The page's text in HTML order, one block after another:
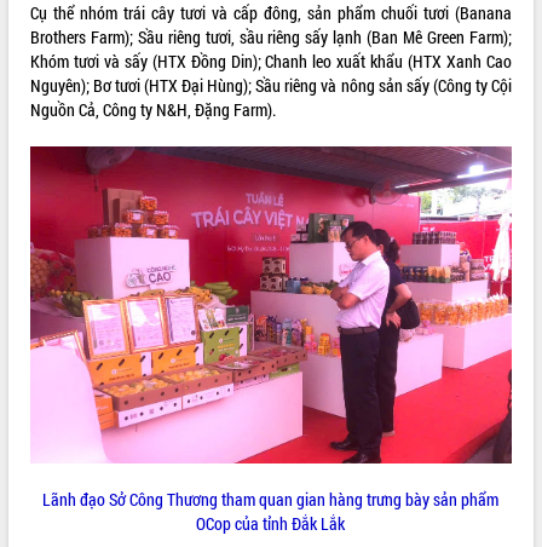
VIDEO
Hội nghị UBND tỉnh Đắk Lắk thường kỳ
tháng 7/2026
Lễ truy tặng danh hiệu “Bà Mẹ Việt
Nam Anh hùng” và trao Huân chương
UBND tỉnh Đắk Lắk triển khai nhiệm
vụ 6 tháng cuối năm 2026
Kỳ họp thứ Hai, Hội đồng nhân dân
tỉnh khóa XI quyết nghị nhiều nội dung
Cụ thể nhóm trái cây tươi và cấp đông, sản phẩm chuối tươi (Banana
Brothers Farm); Sầu riêng tươi, sầu riêng sấy lạnh (Ban Mê Green Farm);
Khóm tươi và sấy (HTX Đồng Din); Chanh leo xuất khẩu (HTX Xanh Cao
Nguyên); Bơ tươi (HTX Đại Hùng); Sầu riêng và nông sản sấy (Công ty Cội
Nguồn Cả, Công ty N&H, Đặng Farm).
Lãnh đạo Sở Công Thương tham quan gian hàng trưng bày sản phẩm
OCop của tỉnh Đắk Lắk